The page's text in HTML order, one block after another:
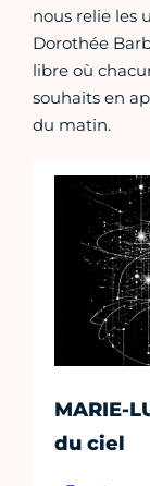
nous relie les
Dorothée
libre où
souhaits en
du matin.
MARIE-
du ciel